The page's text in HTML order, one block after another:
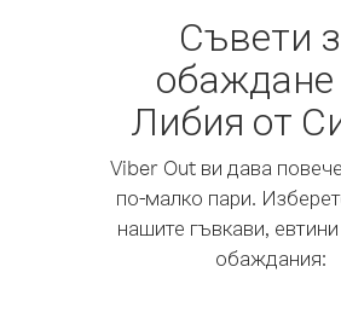
Съвети
обаждане
Либия от
Viber Out ви дава
по-малко пари.
нашите гъвкави,
обаждания: